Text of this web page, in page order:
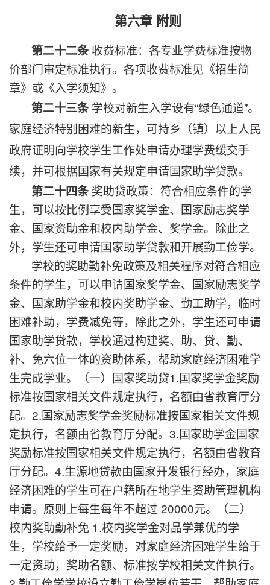
第六章 附则
第二十二条收费标准：各专业学费标准按物
价部门审定标准执行。各项收费标准见《招生简
章》或《入学须知》。
第二十三条学校对新生入学设有“绿色通道”。
家庭经济特别困难的新生，可持乡（镇）以上人民
政府证明向学校学生工作处申请办理学费缓交手
续，并可根据国家有关规定申请国家助学贷款。
第二十四条奖助贷政策：符合相应条件的学
生，可以按比例享受国家奖学金、国家励志奖学
金、国家资助金和校内助学金、奖学金。除此之
外，学生还可申请国家助学贷款和开展勤工俭学。
学校的奖助勤补免政策及相关程序对符合相应
条件的学生，可以申请国家奖学金、国家励志奖学
金、国家助学金和校内奖助学金、勤工助学，临时
困难补助，学费减免等，除此之外，学生还可申请
国家助学贷款，学校通过构建奖、助、贷、勤、
补、免六位一体的资助体系，帮助家庭经济困难学
生完成学业。（一）国家奖助贷1.国家奖学金奖励
标准按国家相关文件规定执行，名额由省教育厅分
配。2.国家励志奖学金奖励标准按国家相关文件规
定执行，名额由省教育厅分配。3.国家助学金国家
奖励标准按国家相关文件规定执行，名额由省教育
厅分配。4.生源地贷款由国家开发银行经办，家庭
经济困难的学生可在户籍所在地学生资助管理机构
申请。原则上每生每年不超过 20000元。（二）
校内奖助勤补免 1.校内奖学金对品学兼优的学
生，学校给予一定奖励，对家庭经济困难学生给于
一定资助，奖助名额、标准按学校相关文件执行。